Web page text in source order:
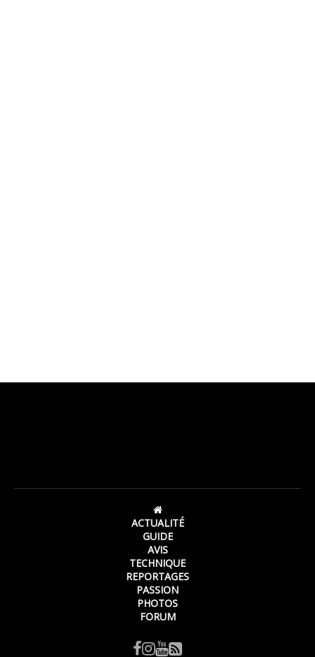
ACTUALITÉ
GUIDE
AVIS
TECHNIQUE
REPORTAGES
PASSION
PHOTOS
FORUM